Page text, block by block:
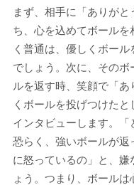
まず、相手に「ありが
ち、心を込めてボール
く普通は、優しくボー
でしょう。次に、その
ルを返す時、笑顔で「
くボールを投げつけた
インタビューします。「
恐らく、強いボールが返
に怒っているの」と、
ょう。つまり、ボールは